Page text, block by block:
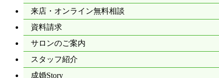
来店・オンライン無料相談
資料請求
サロンのご案内
スタッフ紹介
成婚Story